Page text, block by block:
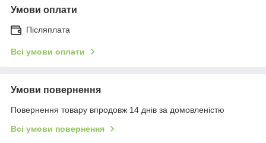
Умови оплати
Післяплата
Всі умови оплати
Умови повернення
Повернення товару впродовж 14 днів за домовленістю
Всі умови повернення